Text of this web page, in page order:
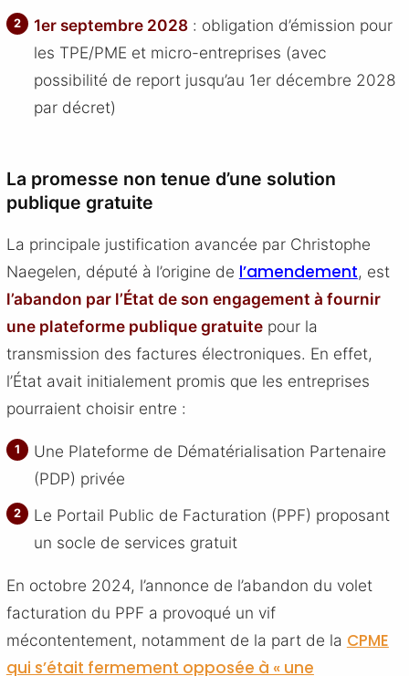
1er septembre 2028 : obligation d’émission pour
les TPE/PME et micro-entreprises (avec
possibilité de report jusqu’au 1er décembre 2028
par décret)
La promesse non tenue d’une solution
publique gratuite
La principale justification avancée par Christophe
Naegelen, député à l’origine de l’amendement, est
l’abandon par l’État de son engagement à fournir
une plateforme publique gratuitepour la
transmission des factures électroniques. En effet,
l’État avait initialement promis que les entreprises
pourraient choisir entre :
Une Plateforme de Dématérialisation Partenaire
(PDP) privée
Le Portail Public de Facturation (PPF) proposant
un socle de services gratuit
En octobre 2024, l’annonce de l’abandon du volet
facturation du PPF a provoqué un vif
mécontentement, notamment de la part de la CPME
qui s’était fermement opposée à « une